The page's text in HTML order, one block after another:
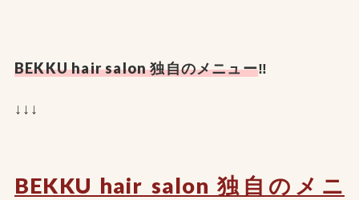
BEKKU hair salon独自のメニュー‼️
↓↓↓
BEKKU hair salon 独自のメニ